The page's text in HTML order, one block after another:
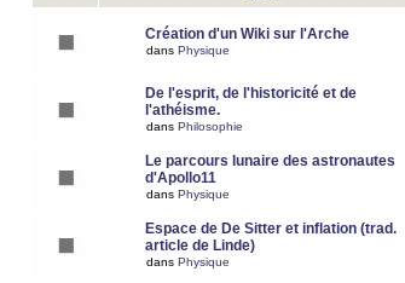
Création d'un Wiki sur l'Arche
dans Physique
De l'esprit, de l'historicité et de
l'athéisme.
dans Philosophie
Le parcours lunaire des astronautes
d'Apollo11
dans Physique
Espace de De Sitter et inflation (trad.
article de Linde)
dans Physique